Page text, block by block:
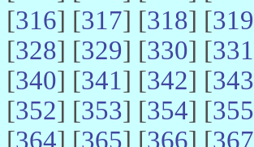
[316] [317] [318] [319
[328] [329] [330] [331
[340] [341] [342] [343
[352] [353] [354] [355
[364] [365] [366] [367